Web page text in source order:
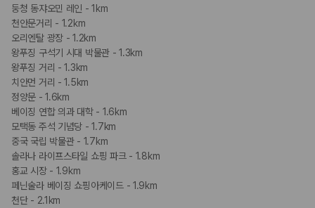
둥청 동쟈오민 레인 - 1km
천안문거리 - 1.2km
오리엔탈 광장 - 1.2km
왕푸징 구석기 시대 박물관 - 1.3km
왕푸징 거리 - 1.3km
치안먼 거리 - 1.5km
정양문 - 1.6km
베이징 연합 의과 대학 - 1.6km
모택동 주석 기념당 - 1.7km
중국 국립 박물관 - 1.7km
솔라나 라이프스타일 쇼핑 파크 - 1.8km
홍교 시장 - 1.9km
페닌술라 베이징 쇼핑아케이드 - 1.9km
천단 - 2.1km